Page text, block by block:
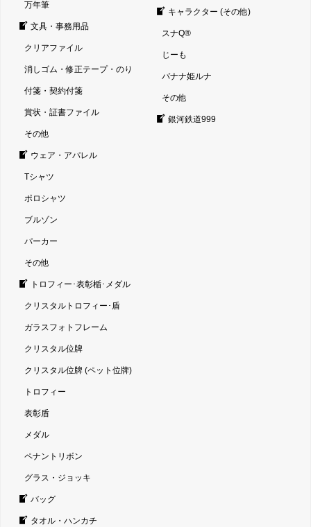
万年筆
文具・事務用品
クリアファイル
消しゴム・修正テープ・のり
付箋・契約付箋
賞状・証書ファイル
その他
ウェア・アパレル
Tシャツ
ポロシャツ
ブルゾン
パーカー
その他
トロフィー･表彰楯･メダル
クリスタルトロフィー･盾
ガラスフォトフレーム
クリスタル位牌
クリスタル位牌 (ペット位牌)
トロフィー
表彰盾
メダル
ペナントリボン
グラス・ジョッキ
バッグ
タオル・ハンカチ
キャラクター (その他)
スナQ®
じーも
バナナ姫ルナ
その他
銀河鉄道999